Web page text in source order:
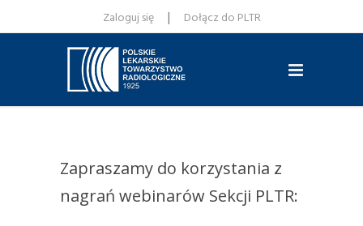
Zaloguj się | Dołącz do PLTR
Zapraszamy do korzystania z
nagrań webinarów Sekcji PLTR: